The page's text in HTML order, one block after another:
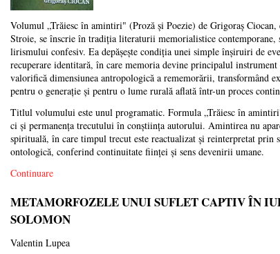
Volumul „Trăiesc în amintiri" (Proză și Poezie) de Grigoraș
Stroie, se înscrie în tradiția literaturii memorialistice
lirismului confesiv. Ea depășește condiția unei simple înșiruiri de
recuperare identitară, în care memoria devine principalul
valorifică dimensiunea antropologică a rememorării, transformând
pentru o generație și pentru o lume rurală aflată într-un proces
Titlul volumului este unul programatic. Formula „Trăiesc în
ci și permanența trecutului în conștiința autorului. Amintirea nu
spirituală, în care timpul trecut este reactualizat și reinterpretat
ontologică, conferind continuitate ființei și sens devenirii umane.
Continuare
METAMORFOZELE UNUI SUFLET CAPTIV ÎN
SOLOMON
Valentin Lupea